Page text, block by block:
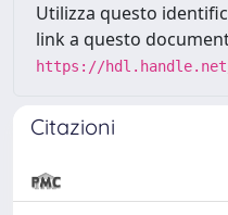
Utilizza questo
link a questo
https://hdl.handle.net/
Citazioni